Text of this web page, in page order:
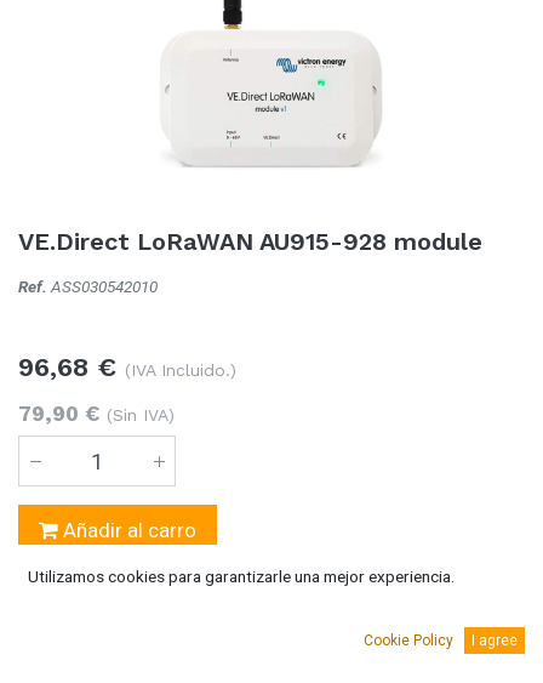
VE.Direct LoRaWAN AU915-928 module
Ref. ASS030542010
96,68 € (IVA Incluido.)
79,90 € (Sin IVA)
Añadir al carro
Temporalmente sin existencias
Se puede solicitar bajo pedido 5-10 días laborables
Utilizamos cookies para garantizarle una mejor experiencia.
Cookie Policy I agree